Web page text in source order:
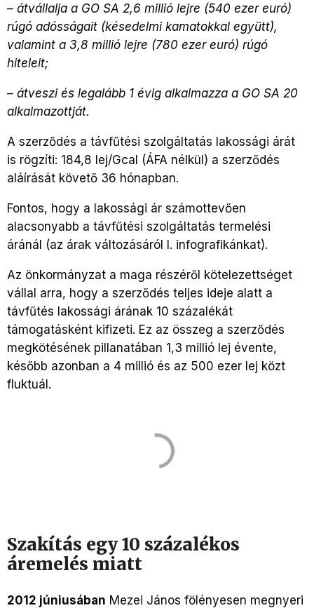
– átvállalja a GO SA 2,6 millió lejre (540 ezer euró)
rúgó adósságait (késedelmi kamatokkal együtt),
valamint a 3,8 millió lejre (780 ezer euró) rúgó
hiteleit;
– átveszi és legalább 1 évig alkalmazza a GO SA 20
alkalmazottját.
A szerződés a távfűtési szolgáltatás lakossági árát
is rögzíti: 184,8 lej/Gcal (ÁFA nélkül) a szerződés
aláírását követő 36 hónapban.
Fontos, hogy a lakossági ár számottevően
alacsonyabb a távfűtési szolgáltatás termelési
áránál (az árak változásáról l. infografikánkat).
Az önkormányzat a maga részéről kötelezettséget
vállal arra, hogy a szerződés teljes ideje alatt a
távfűtés lakossági árának 10 százalékát
támogatásként kifizeti. Ez az összeg a szerződés
megkötésének pillanatában 1,3 millió lej évente,
később azonban a 4 millió és az 500 ezer lej közt
fluktuál.
Szakítás egy 10 százalékos
áremelés miatt
2012 júniusában Mezei János fölényesen megnyeri